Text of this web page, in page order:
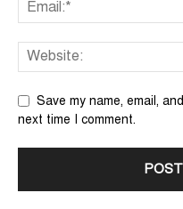
Save my name, email,
next time I comment.